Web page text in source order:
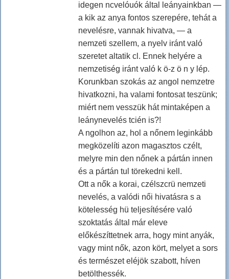
idegen ncvelóuók által leányainkban —
a kik az anya fontos szerepére, tehát a
nevelésre, vannak hivatva, — a
nemzeti szellem, a nyelv iránt való
szeretet altatik cl. Ennek helyére a
nemzetiség iránt való k ö-z ö n y lép.
Korunkban szokás az angol nemzetre
hivatkozni, ha valami fontosat teszünk;
miért nem vesszük hát mintaképen a
leánynevelés tcién is?!
A ngolhon az, hol a nőnem leginkább
megközelíti azon magasztos czélt,
melyre min den nőnek a pártán innen
és a pártán tul törekedni kell.
Ott a nők a korai, czélszcrü nemzeti
nevelés, a valódi női hivatásra s a
kötelesség hü teljesítésére való
szoktatás által már eleve
előkészíttetnek arra, hogy mint anyák,
vagy mint nők, azon kört, melyet a sors
és természet eléjök szabott, híven
betölthessék.